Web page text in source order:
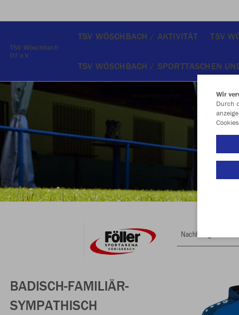
TSV Wöschbach
07 e.V.
TSV WÖSCHBACH / AKTIVITÄT TSV
TSV WÖSCHBACH / SPORTTASCHEN
BADISCH-FAMILIÄR-
SYMPATHISCH
Nachhaltig
Wir
Durch